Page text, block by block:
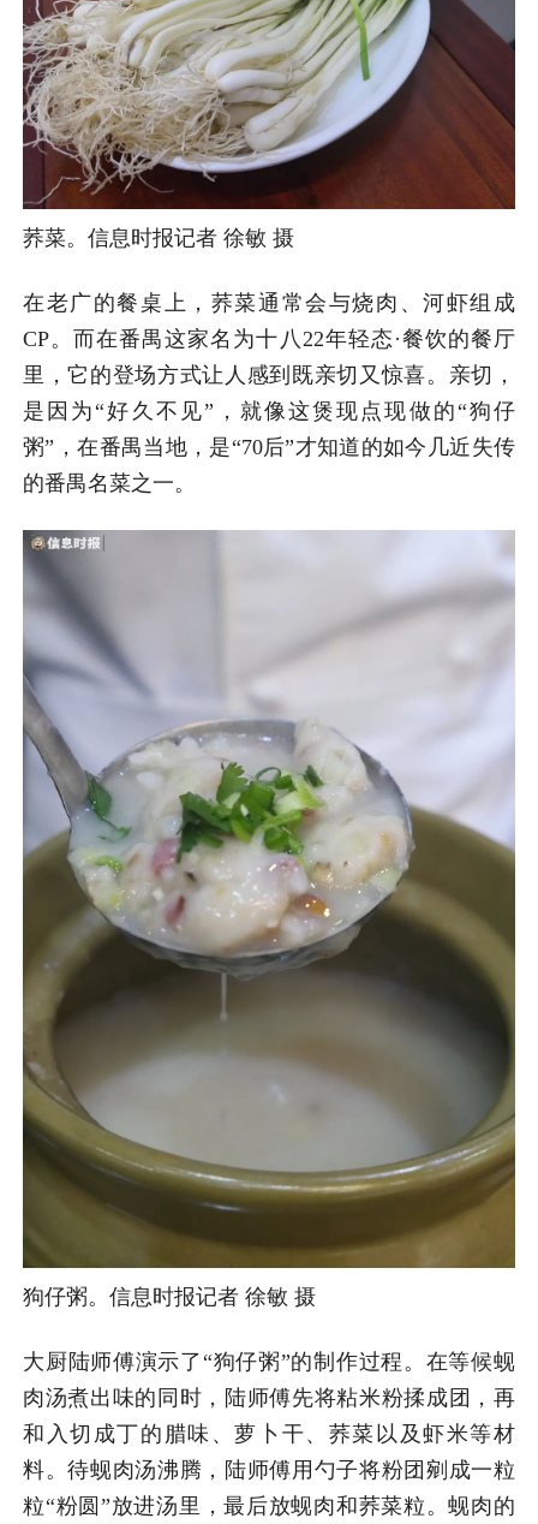
荞菜。信息时报记者 徐敏 摄
在老广的餐桌上，荞菜通常会与烧肉、河虾组成
CP。而在番禺这家名为十八22年轻态·餐饮的餐厅
里，它的登场方式让人感到既亲切又惊喜。亲切，
是因为“好久不见”，就像这煲现点现做的“狗仔
粥”，在番禺当地，是“70后”才知道的如今几近失传
的番禺名菜之一。
狗仔粥。信息时报记者 徐敏 摄
大厨陆师傅演示了“狗仔粥”的制作过程。在等候蚬
肉汤煮出味的同时，陆师傅先将粘米粉揉成团，再
和入切成丁的腊味、萝卜干、荞菜以及虾米等材
料。待蚬肉汤沸腾，陆师傅用勺子将粉团剜成一粒
粒“粉圆”放进汤里，最后放蚬肉和荞菜粒。蚬肉的